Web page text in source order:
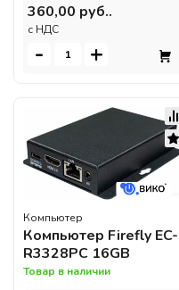
360,00 руб..
c НДС
- +
Компьютер
Компьютер Firefly EC-
R3328PC 16GB
Товар в наличии